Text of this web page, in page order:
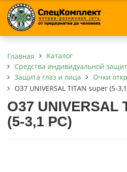
Главная
Каталог
Средства индивидуальной
Защита глаз и лица
Очки
О37 UNIVERSAL TITAN super (5-
О37 UNIVERSAL
(5-3,1 PC)